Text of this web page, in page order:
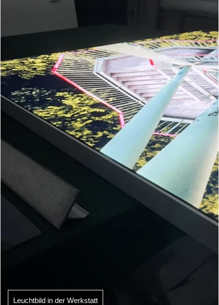
Leuchtbild in der Werkstatt